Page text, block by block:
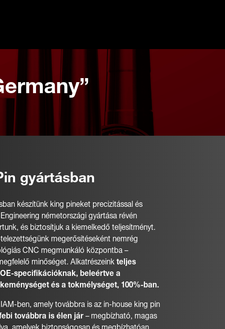
gyártásban
készítünk king pineket precizitással és
németországi gyártása révén
és biztosítjuk a kiemelkedő teljesítményt.
megerősítéseként nemrég
CNC megmunkáló központba –
minőséget. Alkatrészeink teljes
specifikációknak, beleértve a
és a tokmélységet, 100%-ban.
ben, amely továbbra is az in-house king pin
továbbra is élen jár – megbízható, magas
amelyek biztonságosan és megbízhatóan